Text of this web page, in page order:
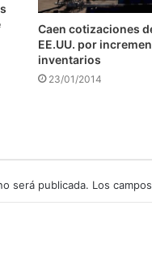
Caen cotizaciones
EE.UU. por
inventarios
23/01/2014
será publicada. Los